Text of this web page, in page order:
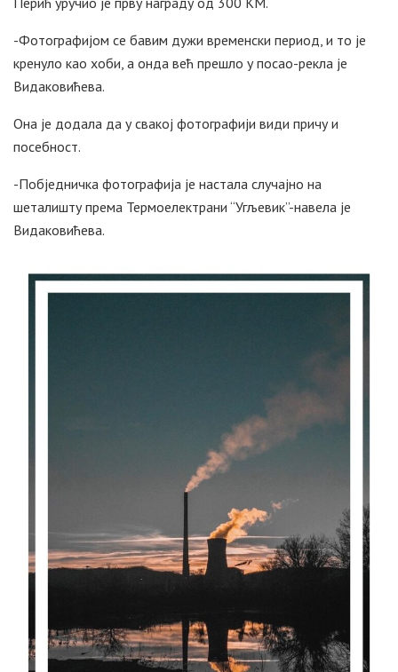
-Фотографијом се бавим дужи временски период, и то је
кренуло као хоби, а онда већ прешло у посао-рекла је
Видаковићева.
Она је додала да у свакој фотографији види причу и
посебност.
-Побједничка фотографија је настала случајно на
шеталишту према Термоелектрани “Угљевик”-навела је
Видаковићева.